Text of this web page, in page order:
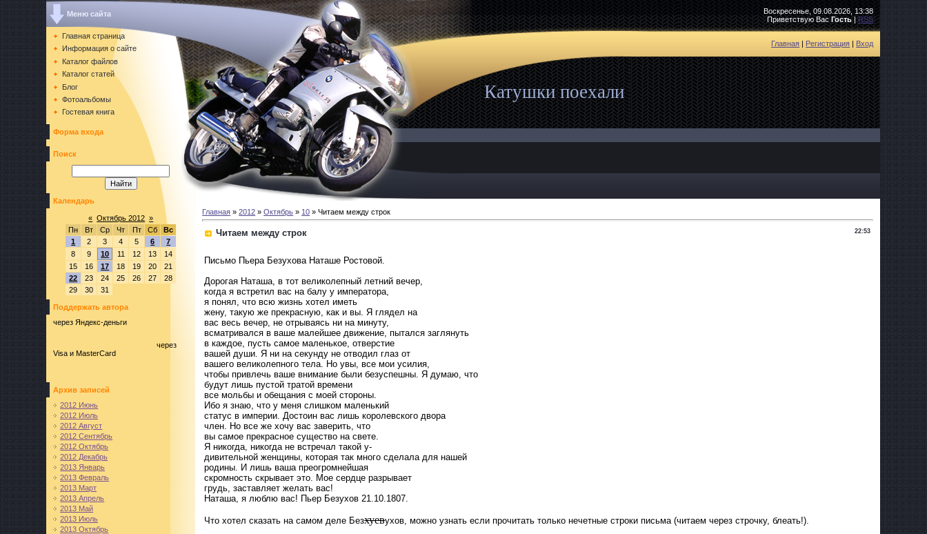
Меню сайта
Главная страница
Информация о сайте
Каталог файлов
Каталог статей
Блог
Фотоальбомы
Гостевая книга
Форма входа
Поиск
Календарь
« Октябрь 2012 »
Пн
Вт Ср Чт Пт Сб
Вс
1
2 3 4 5 6
7
8
9 10 11 12 13
14
15
16 17 18 19 20
21
22
23 24 25 26 27
28
29
30 31
Поддержать автора
через Яндекс-деньги
через
Visa и MasterCard
Архив записей
2012 Июнь
2012 Июль
2012 Август
2012 Сентябрь
2012 Октябрь
2012 Декабрь
2013 Январь
2013 Февраль
2013 Март
2013 Апрель
2013 Май
2013 Июль
2013 Октябрь
Воскресенье, 09.08.2026, 13:38
Приветствую Вас Гость|RSS
Главная | Регистрация | Вход
Катушки поехали
Главная »2012 » Октябрь » 10 » Читаем между строк
22:53
Читаем между строк
Письмо Пьера Безухова Наташе Ростовой.
Дорогая Наташа, в тот великолепный летний вечер,
когда я встретил вас на балу у императора,
я понял, что всю жизнь хотел иметь
жену, такую же прекрасную, как и вы. Я глядел на
вас весь вечер, не отрываясь ни на минуту,
всматривался в ваше малейшее движение, пытался заглянуть
в каждое, пусть самое маленькое, отверстие
вашей души. Я ни на секунду не отводил глаз от
вашего великолепного тела. Но увы, все мои усилия,
чтобы привлечь ваше внимание были безуспешны. Я думаю, что
будут лишь пустой тратой времени
все мольбы и обещания с моей стороны.
Ибо я знаю, что у меня слишком маленький
статус в империи. Достоин вас лишь королевского двора
член. Но все же хочу вас заверить, что
вы самое прекрасное существо на свете.
Я никогда, никогда не встречал такой у-
дивительной женщины, которая так много сделала для нашей
родины. И лишь ваша преогромнейшая
скромность скрывает это. Мое сердце разрывает
грудь, заставляет желать вас!
Наташа, я люблю вас! Пьер Безухов 21.10.1807.
Что хотел сказать на самом деле Безхуевухов, можно узнать если прочитать только нечетные строки письма (читаем через строчку, блеать!).